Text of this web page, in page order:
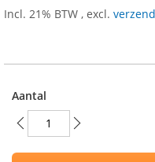
Incl. 21% BTW , excl.
Aantal